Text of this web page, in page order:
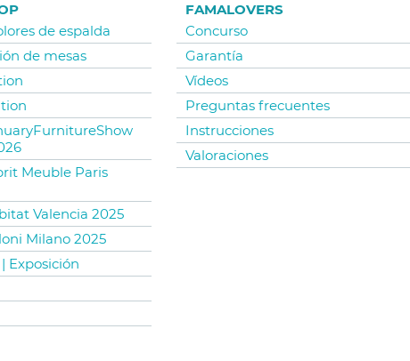
de espalda
de mesas
Meuble Paris
Valencia 2025
Milano 2025
Exposición
FAMALOVERS
Concurso
Garantía
Vídeos
Preguntas frecuentes
Instrucciones
Valoraciones